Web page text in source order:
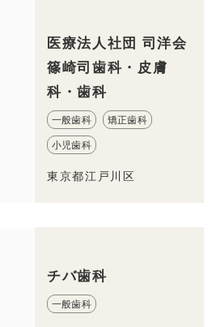
医療法人社団 司洋会
篠崎司歯科・皮膚
科・歯科
一般歯科 矯正歯科
小児歯科
東京都江戸川区
チバ歯科
一般歯科